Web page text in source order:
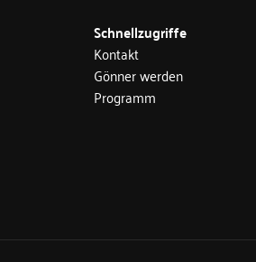
Schnellzugriffe
Kontakt
Gönner werden
Programm